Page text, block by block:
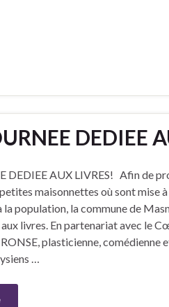
DEDIEE
DEDIEE AUX LIVRES! Afin de
petites maisonnettes où sont mise
la population, la commune de
livres. En partenariat avec le
plasticienne, comédienne
…